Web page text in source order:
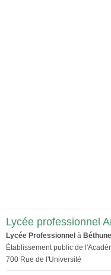
Lycée professionnel
Lycée Professionnel à Béthune
Établissement public de
700 Rue de l'Université